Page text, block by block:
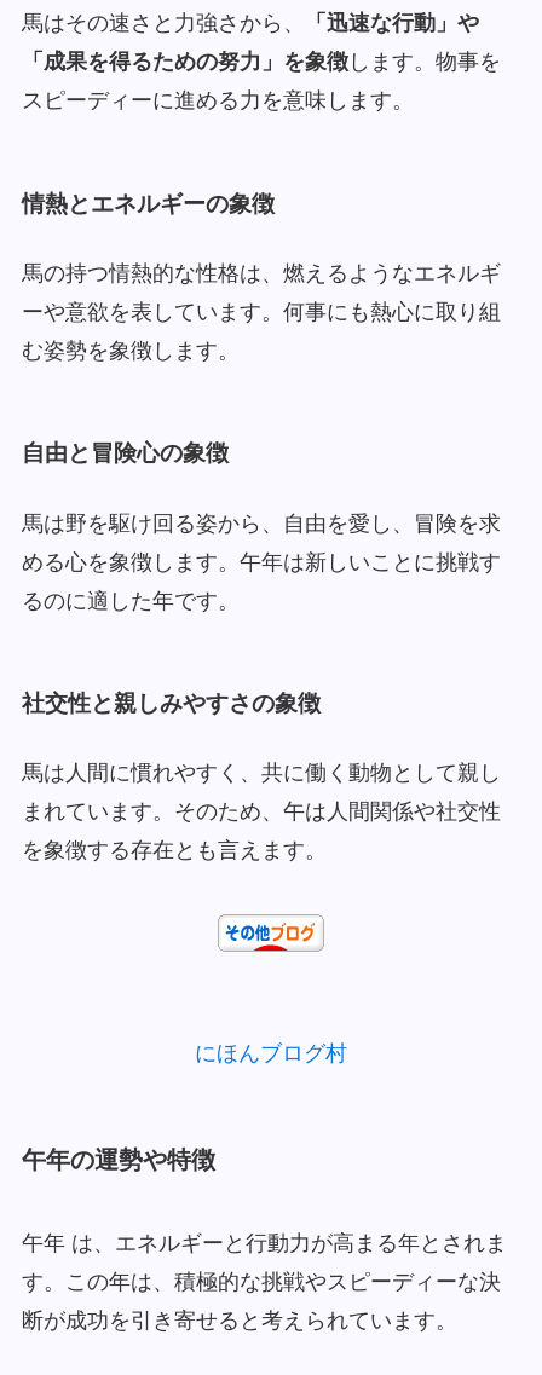
馬はその速さと力強さから、
「迅速な行動」や
「成果を得るための努力」を象徴します。物事を
スピーディーに進める力を意味します。
情熱とエネルギーの象徴
馬の持つ情熱的な性格は、燃えるようなエネルギ
ーや意欲を表しています。何事にも熱心に取り組
む姿勢を象徴します。
自由と冒険心の象徴
馬は野を駆け回る姿から、自由を愛し、冒険を求
める心を象徴します。午年は新しいことに挑戦す
るのに適した年です。
社交性と親しみやすさの象徴
馬は人間に慣れやすく、共に働く動物として親し
まれています。そのため、午は人間関係や社交性
を象徴する存在とも言えます。
にほんブログ村
午年の運勢や特徴
午年 は、エネルギーと行動力が高まる年とされま
す。この年は、積極的な挑戦やスピーディーな決
断が成功を引き寄せると考えられています。